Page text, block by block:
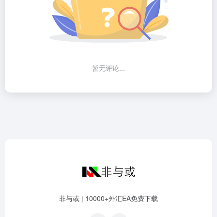
暂无评论...
非与或 | 10000+外汇EA免费下载